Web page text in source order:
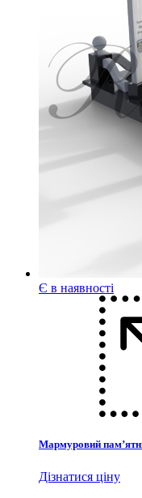
Є в наявності
Мармуровий
Дізнатися ціну